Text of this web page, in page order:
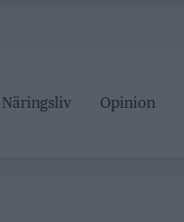
Näringsliv Opinion